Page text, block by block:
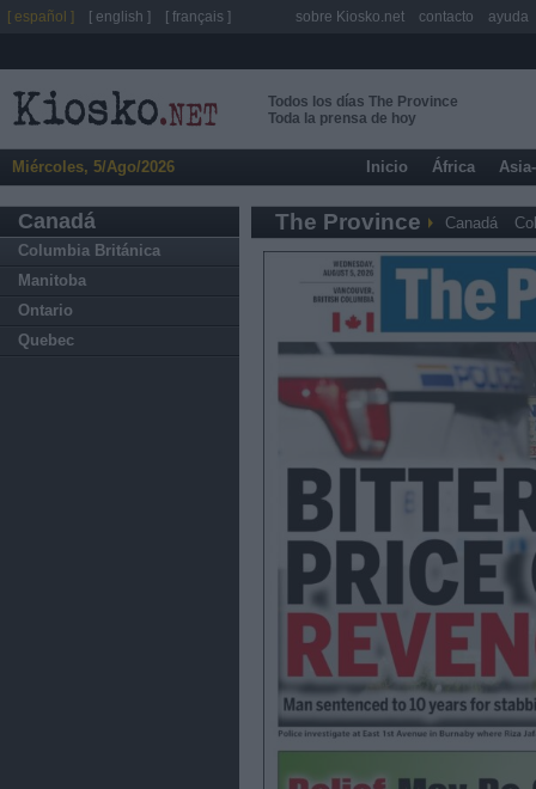
Todos los días The Province
Toda la prensa de hoy
Miércoles, 5/Ago/2026 Inicio África
Canadá
Columbia Británica
Manitoba
Ontario
Quebec
The Province Canadá
[ español ] [ english ] [ français ] sobre Kiosko.net contacto ayuda